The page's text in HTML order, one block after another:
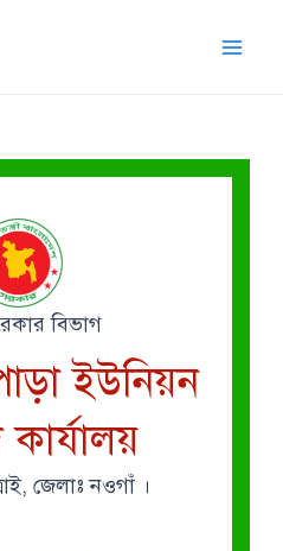
বিভাগ
ইউনিয়ন
জেলাঃ নওগাঁ ।